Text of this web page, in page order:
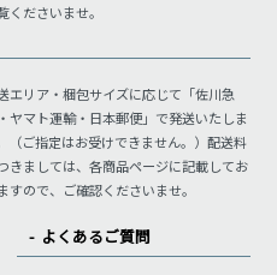
くださいませ。
エリア・梱包サイズに応じて「佐川急
ヤマト運輸・日本郵便」で発送いたしま
（ご指定はお受けできません。）配送料
きましては、各商品ページに記載してお
すので、ご確認くださいませ。
よくあるご質問